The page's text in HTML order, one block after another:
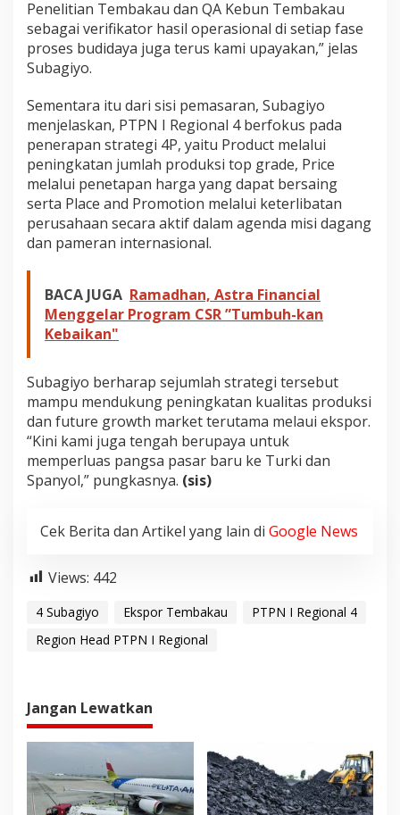
Penelitian Tembakau dan QA Kebun Tembakau
sebagai verifikator hasil operasional di setiap fase
proses budidaya juga terus kami upayakan,” jelas
Subagiyo.
Sementara itu dari sisi pemasaran, Subagiyo
menjelaskan, PTPN I Regional 4 berfokus pada
penerapan strategi 4P, yaitu Product melalui
peningkatan jumlah produksi top grade, Price
melalui penetapan harga yang dapat bersaing
serta Place and Promotion melalui keterlibatan
perusahaan secara aktif dalam agenda misi dagang
dan pameran internasional.
BACA JUGA Ramadhan, Astra Financial
Menggelar Program CSR ”Tumbuh-kan
Kebaikan"
Subagiyo berharap sejumlah strategi tersebut
mampu mendukung peningkatan kualitas produksi
dan future growth market terutama melaui ekspor.
“Kini kami juga tengah berupaya untuk
memperluas pangsa pasar baru ke Turki dan
Spanyol,” pungkasnya. (sis)
Cek Berita dan Artikel yang lain di Google News
Views: 442
4 Subagiyo Ekspor Tembakau
PTPN I Regional 4
Region Head PTPN I Regional
Jangan Lewatkan